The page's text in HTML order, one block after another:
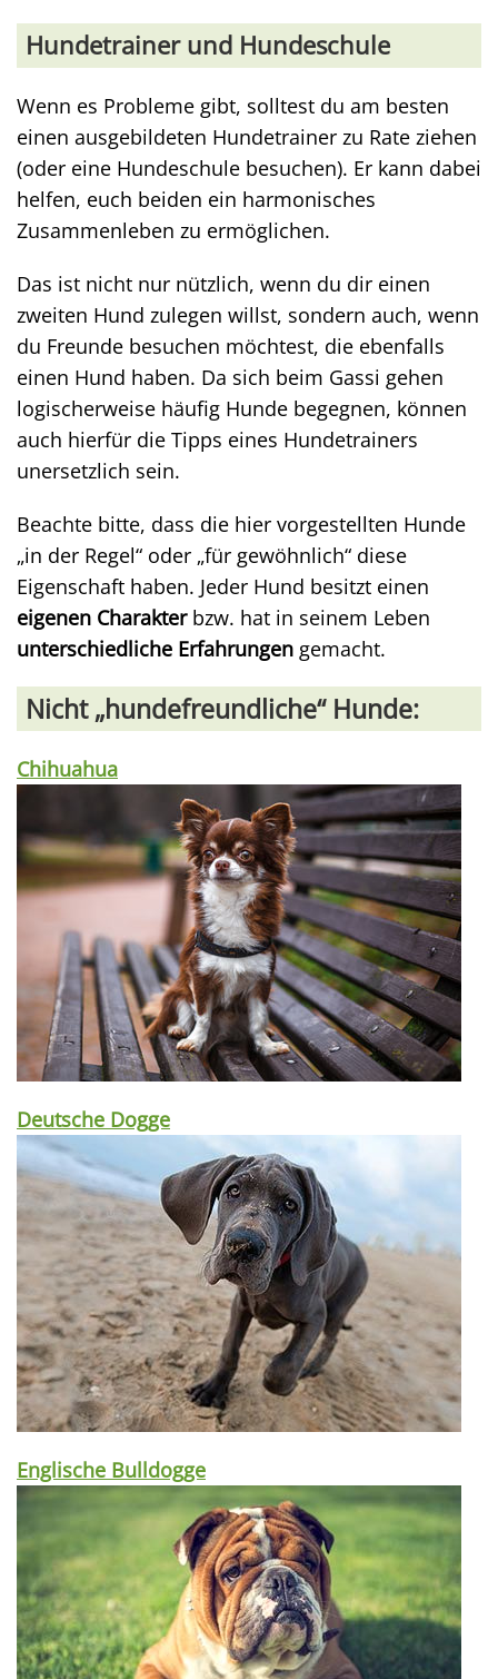
Hundetrainer und Hundeschule
Wenn es Probleme gibt, solltest du am besten
einen ausgebildeten Hundetrainer zu Rate ziehen
(oder eine Hundeschule besuchen). Er kann dabei
helfen, euch beiden ein harmonisches
Zusammenleben zu ermöglichen.
Das ist nicht nur nützlich, wenn du dir einen
zweiten Hund zulegen willst, sondern auch, wenn
du Freunde besuchen möchtest, die ebenfalls
einen Hund haben. Da sich beim Gassi gehen
logischerweise häufig Hunde begegnen, können
auch hierfür die Tipps eines Hundetrainers
unersetzlich sein.
Beachte bitte, dass die hier vorgestellten Hunde
„in der Regel“ oder „für gewöhnlich“ diese
Eigenschaft haben. Jeder Hund besitzt einen
eigenen Charakterbzw. hat in seinem Leben
unterschiedliche Erfahrungen gemacht.
Nicht „hundefreundliche“ Hunde:
Chihuahua
Deutsche Dogge
Englische Bulldogge